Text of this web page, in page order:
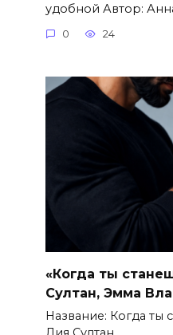
удобной Автор:
0 24
«Когда ты
Султан, Эмма
Название: Когда ты